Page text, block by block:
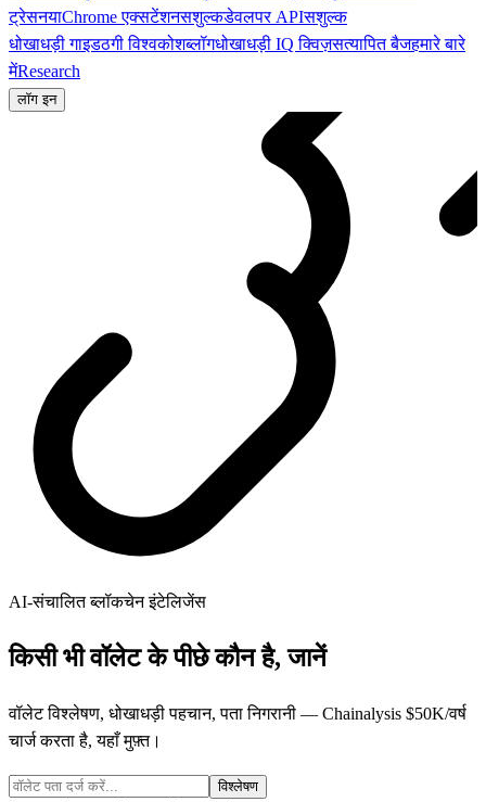
ट्रेसनयाChrome एक्सटेंशनसशुल्कडेवलपर APIसशुल्क
धोखाधड़ी गाइडठगी विश्वकोशब्लॉगधोखाधड़ी IQ क्विज़सत्यापित बैजहमारे बारे
मेंResearch
लॉग इन
AI-संचालित ब्लॉकचेन इंटेलिजेंस
किसी भी वॉलेट के पीछे कौन है, जानें
वॉलेट विश्लेषण, धोखाधड़ी पहचान, पता निगरानी — Chainalysis $50K/वर्ष
चार्ज करता है, यहाँ मुफ़्त।
विश्लेषण